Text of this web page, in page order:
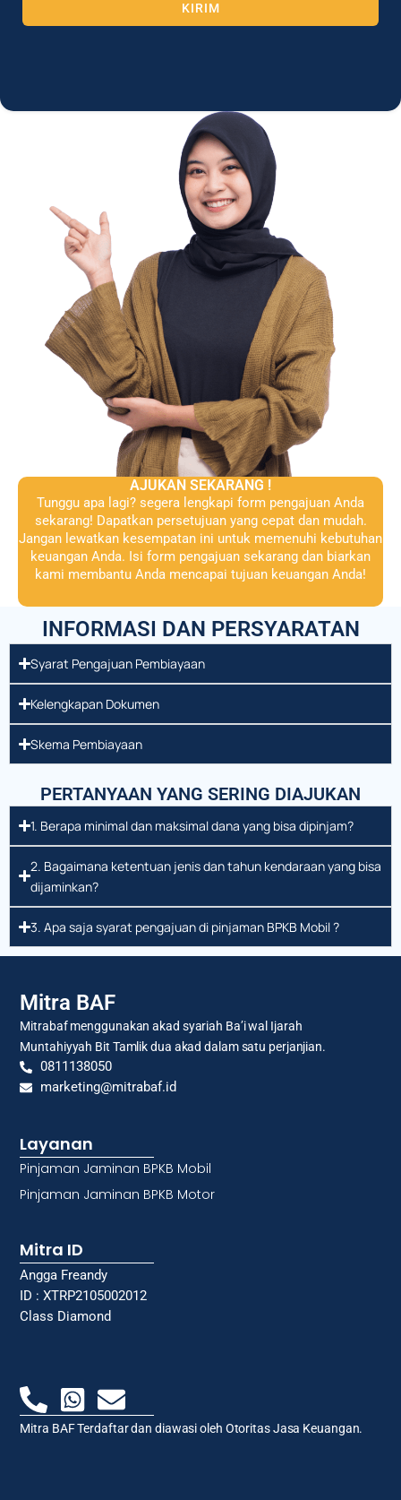
KIRIM
AJUKAN SEKARANG !
Tunggu apa lagi? segera lengkapi form pengajuan Anda
sekarang! Dapatkan persetujuan yang cepat dan mudah.
Jangan lewatkan kesempatan ini untuk memenuhi kebutuhan
keuangan Anda. Isi form pengajuan sekarang dan biarkan
kami membantu Anda mencapai tujuan keuangan Anda!
INFORMASI DAN PERSYARATAN
Syarat Pengajuan Pembiayaan
Kelengkapan Dokumen
Skema Pembiayaan
PERTANYAAN YANG SERING DIAJUKAN
1. Berapa minimal dan maksimal dana yang bisa dipinjam?
2. Bagaimana ketentuan jenis dan tahun kendaraan yang bisa
dijaminkan?
3. Apa saja syarat pengajuan di pinjaman BPKB Mobil ?
Mitra BAF
Mitrabaf menggunakan akad syariah Ba’i wal Ijarah
Muntahiyyah Bit Tamlik dua akad dalam satu perjanjian.
0811138050
marketing@mitrabaf.id
Layanan
Pinjaman Jaminan BPKB Mobil
Pinjaman Jaminan BPKB Motor
Mitra ID
Angga Freandy
ID : XTRP2105002012
Class Diamond
Mitra BAF Terdaftar dan diawasi oleh Otoritas Jasa Keuangan.